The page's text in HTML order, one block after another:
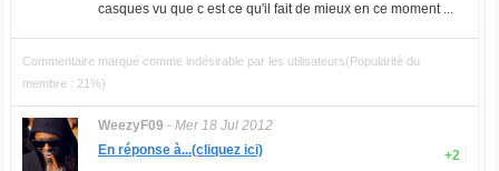
casques vu que c est ce qu'il fait de mieux en ce moment ...
Commentaire marqué comme indésirable par les utilisateurs(Popularité du
membre : 21%)
WeezyF09 - Mer 18 Jul 2012
+2
En réponse à...(cliquez ici)